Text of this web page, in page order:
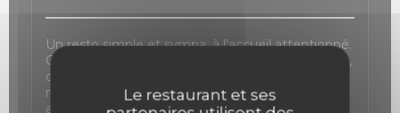
Le restaurant et ses
Un resto simple et sympa, à l'accueil attentionné.
On a toujours plaisir à se retrouver sur sa terrasse,
dans une petite rue calme du 9e, avec vue sur la
magnifique façade Art déco des Folies Bergère,
autour de bons tapas.